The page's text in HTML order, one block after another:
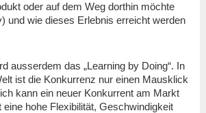
oder auf dem Weg dorthin möchte
und wie dieses Erlebnis erreicht werden
ausserdem das „Learning by Doing“. In
ist die Konkurrenz nur einen Mausklick
kann ein neuer Konkurrent am Markt
hohe Flexibilität, Geschwindigkeit